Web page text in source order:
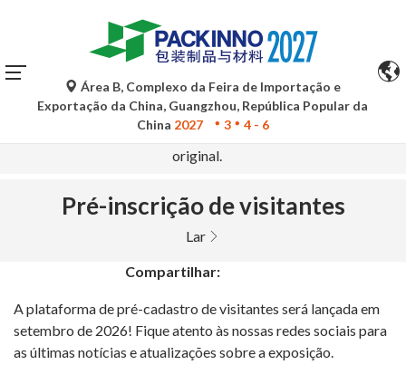
As traduções automáticas do Google Tradutor são apenas
para referência e podem conter imprecisões. Para
quaisquer dúvidas, consulte a versão original no idioma
original.
Área B, Complexo da Feira de Importação e
Exportação da China, Guangzhou, República Popular da
China 2027 3 4 - 6
Pré-inscrição de visitantes
Lar
Compartilhar:
A plataforma de pré-cadastro de visitantes será lançada em
setembro de 2026! Fique atento às nossas redes sociais para
as últimas notícias e atualizações sobre a exposição.